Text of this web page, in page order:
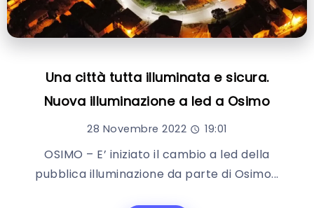
Una città tutta illuminata e sicura.
Nuova illuminazione a led a Osimo
28 Novembre 2022 19:01
OSIMO – E’ iniziato il cambio a led della
pubblica illuminazione da parte di Osimo...